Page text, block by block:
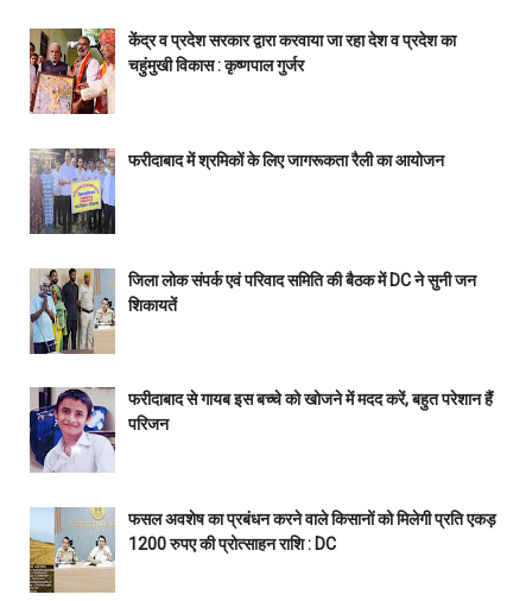
केंद्र व प्रदेश सरकार द्वारा करवाया जा रहा देश व प्रदेश का
चहुंमुखी विकास : कृष्णपाल गुर्जर
फरीदाबाद में श्रमिकों के लिए जागरूकता रैली का आयोजन
जिला लोक संपर्क एवं परिवाद समिति की बैठक में DC ने सुनी जन
शिकायतें
फरीदाबाद से गायब इस बच्चे को खोजने में मदद करें, बहुत परेशान हैं
परिजन
फसल अवशेष का प्रबंधन करने वाले किसानों को मिलेगी प्रति एकड़
1200 रुपए की प्रोत्साहन राशि : DC